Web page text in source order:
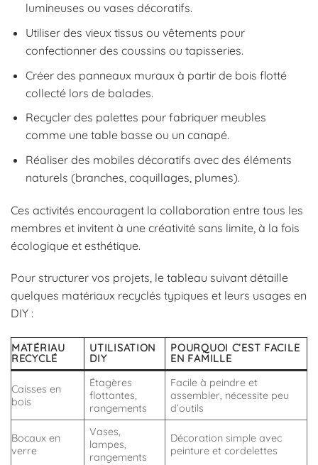
lumineuses ou vases décoratifs.
Utiliser des vieux tissus ou vêtements pour
confectionner des coussins ou tapisseries.
Créer des panneaux muraux à partir de bois flotté
collecté lors de balades.
Recycler des palettes pour fabriquer meubles
comme une table basse ou un canapé.
Réaliser des mobiles décoratifs avec des éléments
naturels (branches, coquillages, plumes).
Ces activités encouragent la collaboration entre tous les
membres et invitent à une créativité sans limite, à la fois
écologique et esthétique.
Pour structurer vos projets, le tableau suivant détaille
quelques matériaux recyclés typiques et leurs usages en
DIY :
MATÉRIAU
RECYCLÉ
UTILISATION
DIY
POURQUOI C’EST FACILE
EN FAMILLE
Caisses en
bois
Étagères
flottantes,
rangements
Facile à peindre et
assembler, nécessite peu
d’outils
Bocaux en
verre
Vases,
lampes,
rangements
Décoration simple avec
peinture et cordelettes